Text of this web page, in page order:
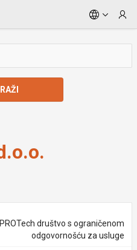
društvo s ograničenom
odgovornošću za usluge